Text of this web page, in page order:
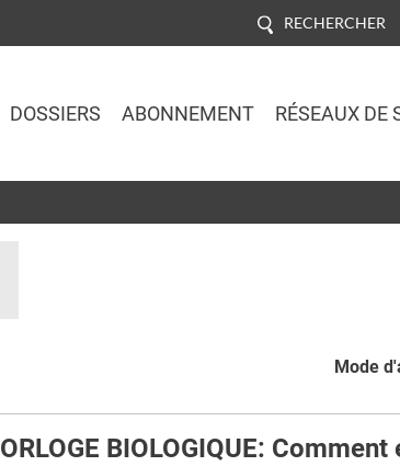
RECHERCHER
DOSSIERS ABONNEMENT RÉSEAUX DE
Mode
BIOLOGIQUE: Comment